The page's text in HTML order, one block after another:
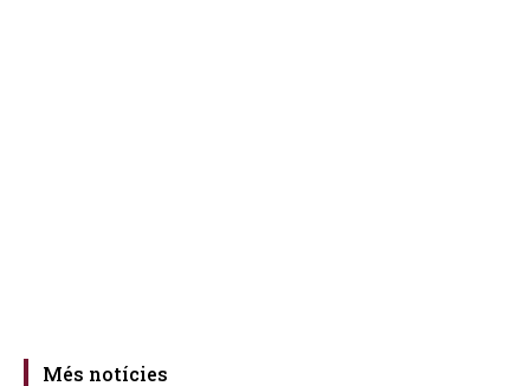
Més notícies